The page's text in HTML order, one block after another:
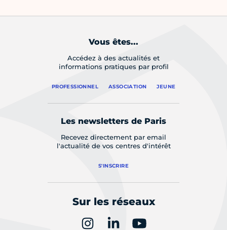
Vous êtes...
Accédez à des actualités et
informations pratiques par profil
PROFESSIONNEL ASSOCIATION JEUNE
Les newsletters de Paris
Recevez directement par email
l'actualité de vos centres d'intérêt
S'INSCRIRE
Sur les réseaux